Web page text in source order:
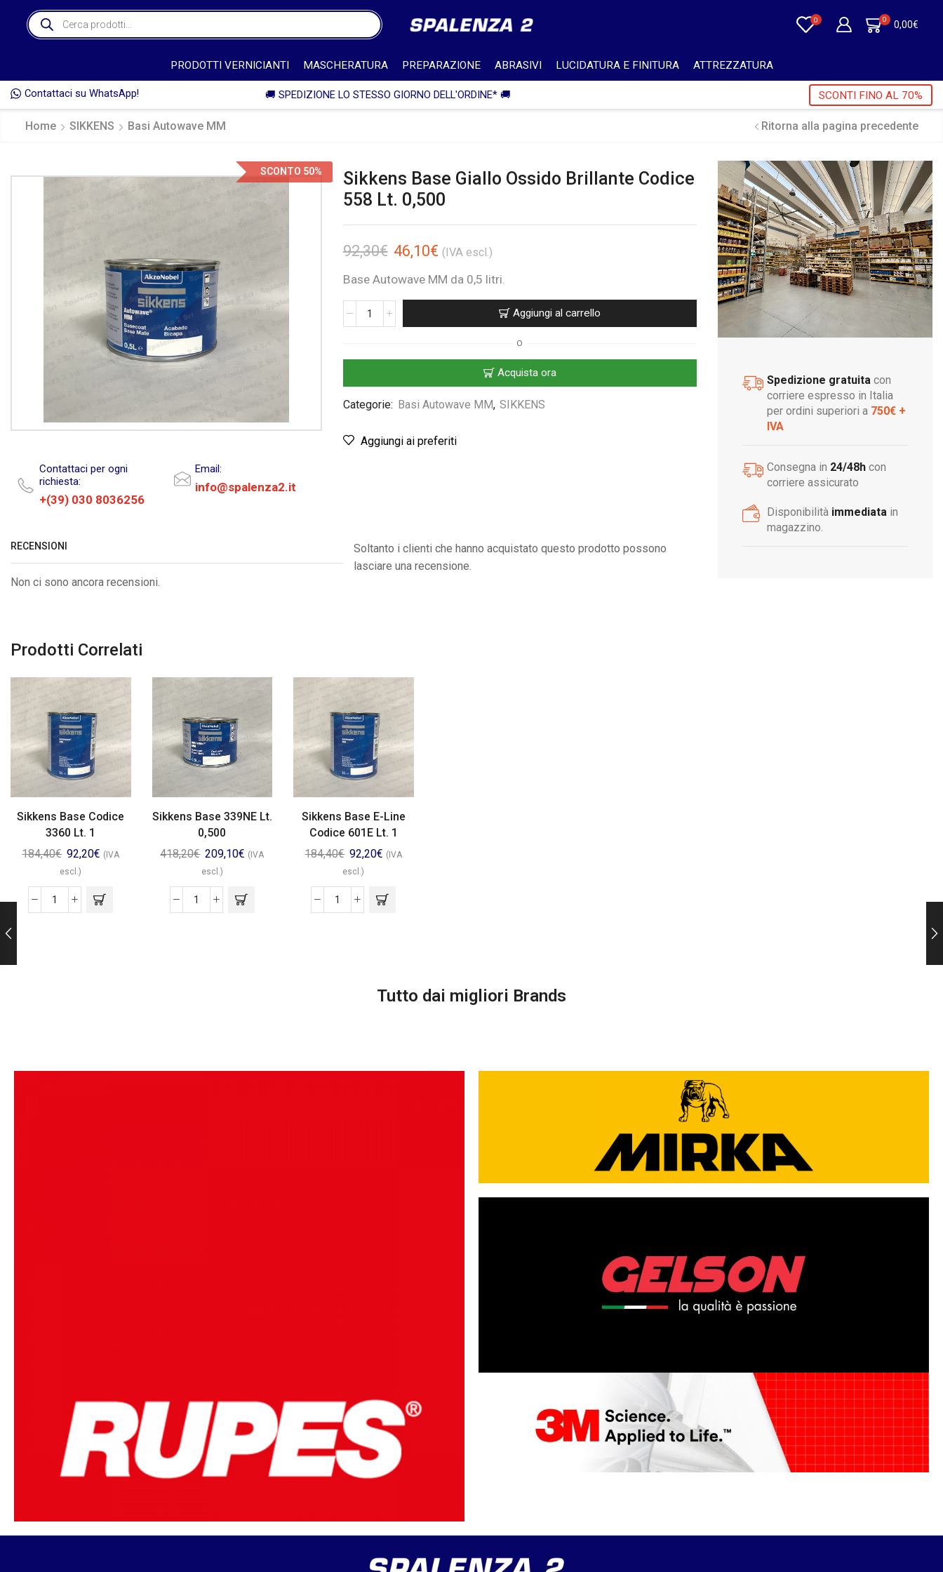
0 0 0,00€
PRODOTTI VERNICIANTI MASCHERATURA PREPARAZIONE ABRASIVI LUCIDATURA E FINITURA ATTREZZATURA
Contattaci su WhatsApp!
🚚 🎁 SPEDIZIONE IN ITALIA GRATUITA PER ORDINI SUPERIORI A 750€ + IVA 🎁 SCONTI FINO AL 70%
Home SIKKENS Basi Autowave MM Ritorna alla pagina precedente
SCONTO 50%
Contattaci per ogni
richiesta:
+(39) 030 8036256
Email:
info@spalenza2.it
Sikkens Base Giallo Ossido Brillante Codice
558 Lt. 0,500
92,30€ 46,10€ (IVA escl.)
Base Autowave MM da 0,5 litri.
Aggiungi al carrello
O
Acquista ora
Categorie: Basi Autowave MM, SIKKENS
Aggiungi ai preferiti
RECENSIONI
Non ci sono ancora recensioni.
Soltanto i clienti che hanno acquistato questo prodotto possono
lasciare una recensione.
Prodotti Correlati
Sikkens Base Codice
3360 Lt. 1
184,40€ 92,20€ (IVA
escl.)
Sikkens Base 339NE Lt.
0,500
418,20€ 209,10€ (IVA
escl.)
Sikkens Base E-Line
Codice 601E Lt. 1
184,40€ 92,20€ (IVA
escl.)
Spedizione gratuita con
corriere espresso in Italia
per ordini superiori a 750€ +
IVA
Consegna in 24/48h con
corriere assicurato
Disponibilità immediata in
magazzino.
Tutto dai migliori Brands